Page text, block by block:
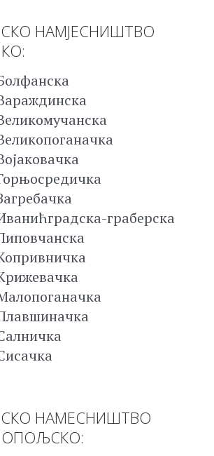
НАМЈЕСНИШТВО
граберска
НАМЕСНИШТВО